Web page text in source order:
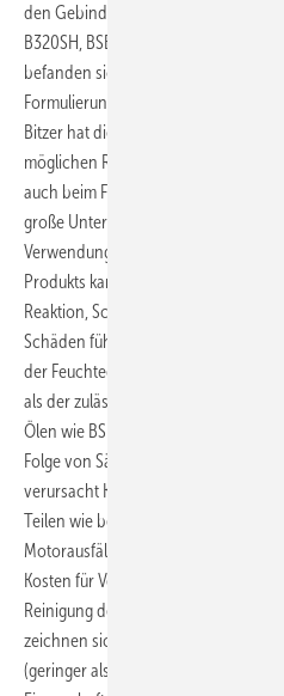
den Gebinden sollten laut
B320SH, BSE32, BSE170 und B100
befanden sich darin jedoch
Formulierung stark von der hohen
Bitzer hat die Fälschungen
möglichen Risiken ihrer Anwendung.
auch beim Feuchtegehalt und der
große Unterschiede zu den
Verwendung somit vorprogrammiert.
Produkts kann in Verdichtern zu
Reaktion, Schädigung von
Schäden führen. Bei einem
der Feuchtegehalt deutlich die
als der zulässige Grenzwert. Ein
Ölen wie BSE170 ist besonders
Folge von Säurebildung im
verursacht Kupferplattierung und
Teilen wie beispielsweise Wälzlagern.
Motorausfällen kommen.
Kosten für Verdichteraustausch und
Reinigung des Systems anfallen. Die
zeichnen sich durch einen
(geringer als Normvorgaben) aus